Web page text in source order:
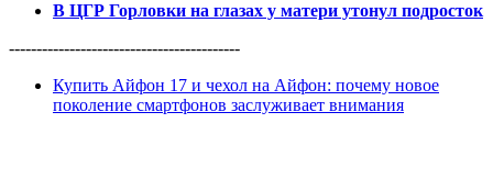
В ЦГР Горловки на глазах у матери утонул подросток
------------------------------------------
Купить Айфон 17 и чехол на Айфон: почему новое
поколение смартфонов заслуживает внимания